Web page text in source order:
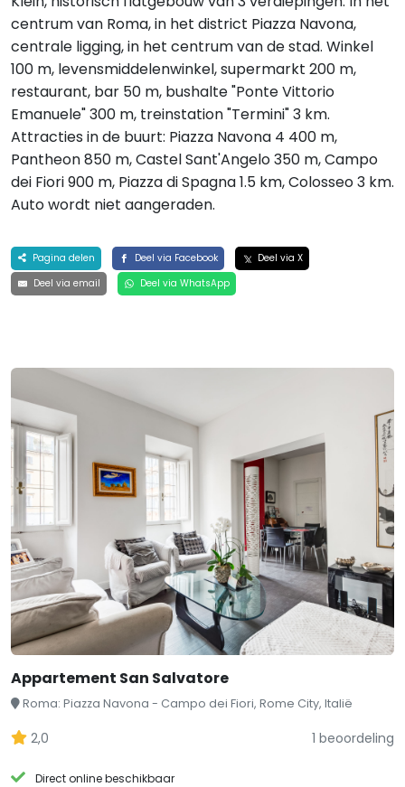
centrum van Roma, in het district Piazza Navona,
centrale ligging, in het centrum van de stad. Winkel
100 m, levensmiddelenwinkel, supermarkt 200 m,
restaurant, bar 50 m, bushalte "Ponte Vittorio
Emanuele" 300 m, treinstation "Termini" 3 km.
Attracties in de buurt: Piazza Navona 4 400 m,
Pantheon 850 m, Castel Sant'Angelo 350 m, Campo
dei Fiori 900 m, Piazza di Spagna 1.5 km, Colosseo 3 km.
Auto wordt niet aangeraden.
Pagina delen Deel via Facebook
Deel via X
Deel via email
Deel via WhatsApp
Appartement San Salvatore
Roma: Piazza Navona - Campo dei Fiori, Rome City, Italië
2,0 1 beoordeling
Direct online beschikbaar